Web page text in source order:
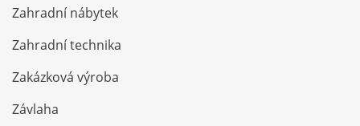
Zahradní nábytek
Zahradní technika
Zakázková výroba
Závlaha